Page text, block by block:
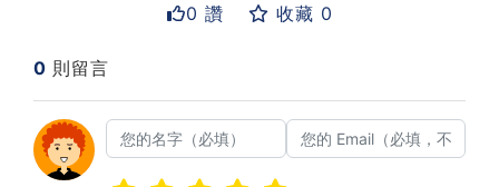
0 讚 收藏 0
0 則留言